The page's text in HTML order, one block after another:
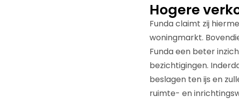
Hogere
Funda claimt zij
woningmarkt.
Funda een beter
bezichtigingen.
beslagen ten ijs en
ruimte- en